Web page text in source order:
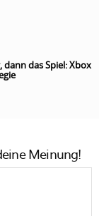
dann das Spiel: Xbox
Meinung!